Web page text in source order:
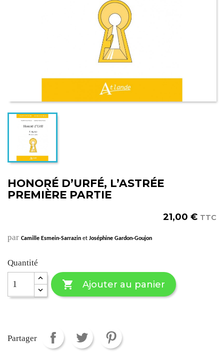
HONORÉ D’URFÉ, L’ASTRÉE
PREMIÈRE PARTIE
21,00 € TTC
par Camille Esmein-Sarrazin et Joséphine Gardon-Goujon
Quantité
 Ajouter au panier
Partager